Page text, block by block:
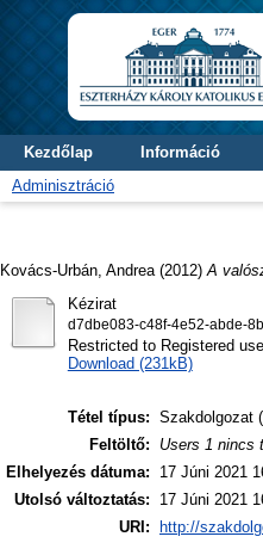
Kezdőlap Információ
Adminisztráció
Kovács-Urbán, Andrea (2012) A
Kézirat
d7dbe083-c48f-4e52-abde-
Restricted to Registered
Download (231kB)
Tétel típus: Szakdolgozat
Feltöltő:
Users 1 nincs
Elhelyezés dátuma:
17 Júni 2021
Utolsó változtatás:
17 Júni 2021
URI:
http://